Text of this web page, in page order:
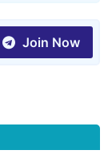
Join Now